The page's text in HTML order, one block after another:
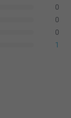
0
0
0
1